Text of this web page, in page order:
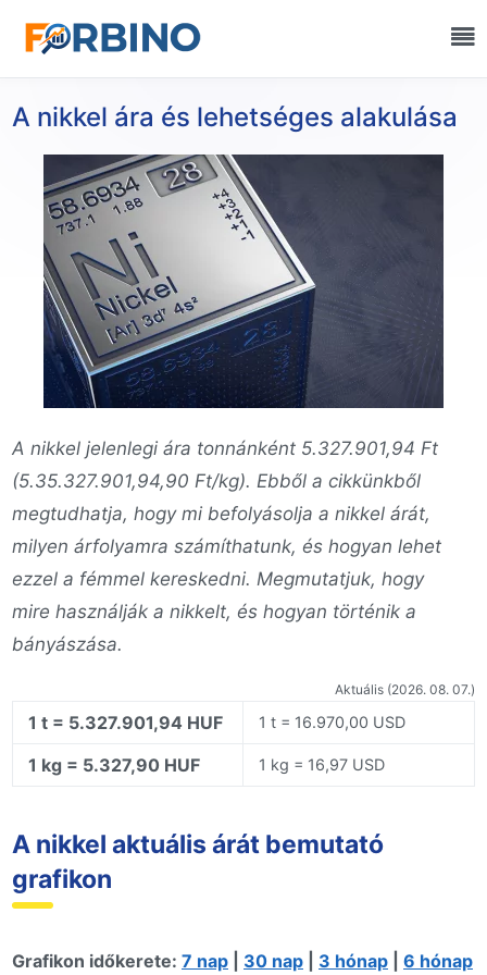
A nikkel ára és lehetséges alakulása
A nikkel jelenlegi ára tonnánként 5.327.901,94 Ft
(5.35.327.901,94,90 Ft/kg). Ebből a cikkünkből
megtudhatja, hogy mi befolyásolja a nikkel árát,
milyen árfolyamra számíthatunk, és hogyan lehet
ezzel a fémmel kereskedni. Megmutatjuk, hogy
mire használják a nikkelt, és hogyan történik a
bányászása.
Aktuális (2026. 08. 07.)
1 t = 5.327.901,94 HUF 1 t = 16.970,00 USD
1 kg = 5.327,90 HUF 1 kg = 16,97 USD
A nikkel aktuális árát bemutató
grafikon
Grafikon időkerete: 7 nap 30 nap 3 hónap
6 hónap